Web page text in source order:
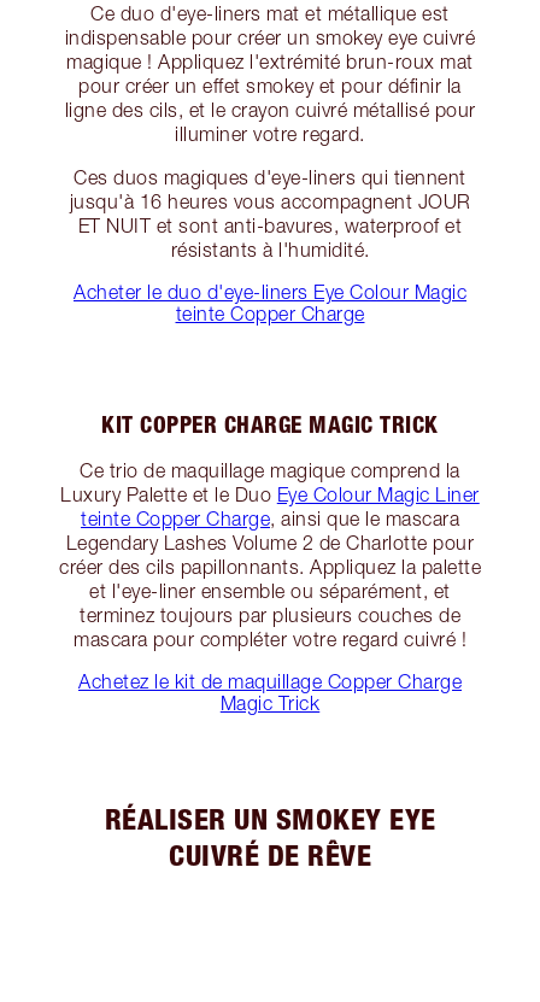
Ce duo d'eye-liners mat et métallique est
indispensable pour créer un smokey eye cuivré
magique ! Appliquez l'extrémité brun-roux mat
pour créer un effet smokey et pour définir la
ligne des cils, et le crayon cuivré métallisé pour
illuminer votre regard.
Ces duos magiques d'eye-liners qui tiennent
jusqu'à 16 heures vous accompagnent JOUR
ET NUIT et sont anti-bavures, waterproof et
résistants à l'humidité.
Acheter le duo d'eye-liners Eye Colour Magic
teinte Copper Charge
KIT COPPER CHARGE MAGIC TRICK
Ce trio de maquillage magique comprend la
Luxury Palette et le Duo Eye Colour Magic Liner
teinte Copper Charge, ainsi que le mascara
Legendary Lashes Volume 2 de Charlotte pour
créer des cils papillonnants. Appliquez la palette
et l'eye-liner ensemble ou séparément, et
terminez toujours par plusieurs couches de
mascara pour compléter votre regard cuivré !
Achetez le kit de maquillage Copper Charge
Magic Trick
RÉALISER UN SMOKEY EYE
CUIVRÉ DE RÊVE